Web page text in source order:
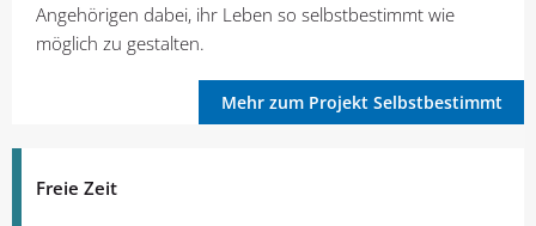
Angehörigen dabei, ihr Leben so selbstbestimmt wie
möglich zu gestalten.
Mehr zum Projekt Selbstbestimmt
Freie Zeit